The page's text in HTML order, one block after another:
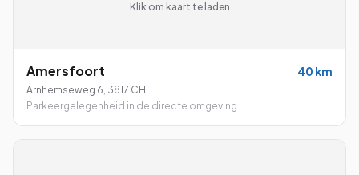
Klik om kaart te laden
Amersfoort 40 km
Arnhemseweg 6, 3817 CH
Parkeergelegenheid in de directe omgeving.